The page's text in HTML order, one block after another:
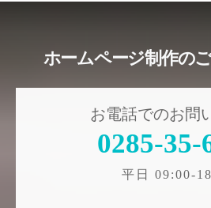
ホームページ制作の
お電話でのお問
0285-35-
平日 09:00-